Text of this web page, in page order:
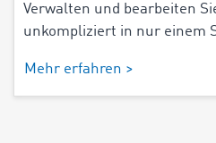
Verwalten und bearbeiten
unkompliziert in nur einem
Mehr erfahren >